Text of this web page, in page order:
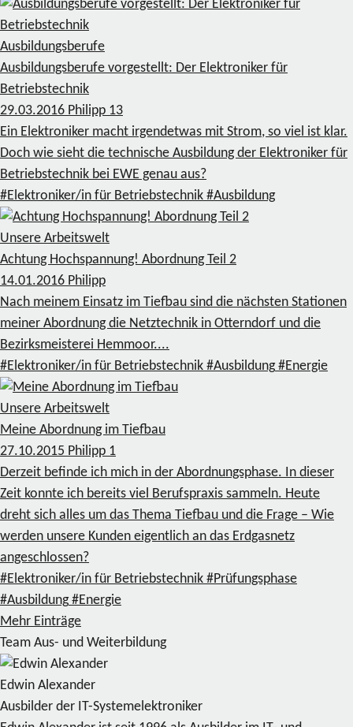
Ausbildungsberufe
Ausbildungsberufe vorgestellt: Der Elektroniker für
Betriebstechnik
29.03.2016 Philipp 13
Ein Elektroniker macht irgendetwas mit Strom, so viel ist klar.
Doch wie sieht die technische Ausbildung der Elektroniker für
Betriebstechnik bei EWE genau aus?
#Elektroniker/in für Betriebstechnik #Ausbildung
Unsere Arbeitswelt
Achtung Hochspannung! Abordnung Teil 2
14.01.2016 Philipp
Nach meinem Einsatz im Tiefbau sind die nächsten Stationen
meiner Abordnung die Netztechnik in Otterndorf und die
Bezirksmeisterei Hemmoor....
#Elektroniker/in für Betriebstechnik #Ausbildung #Energie
Unsere Arbeitswelt
Meine Abordnung im Tiefbau
27.10.2015 Philipp 1
Derzeit befinde ich mich in der Abordnungsphase. In dieser
Zeit konnte ich bereits viel Berufspraxis sammeln. Heute
dreht sich alles um das Thema Tiefbau und die Frage – Wie
werden unsere Kunden eigentlich an das Erdgasnetz
angeschlossen?
#Elektroniker/in für Betriebstechnik #Prüfungsphase
#Ausbildung #Energie
Mehr Einträge
Team Aus- und Weiterbildung
Edwin Alexander
Ausbilder der IT-Systemelektroniker